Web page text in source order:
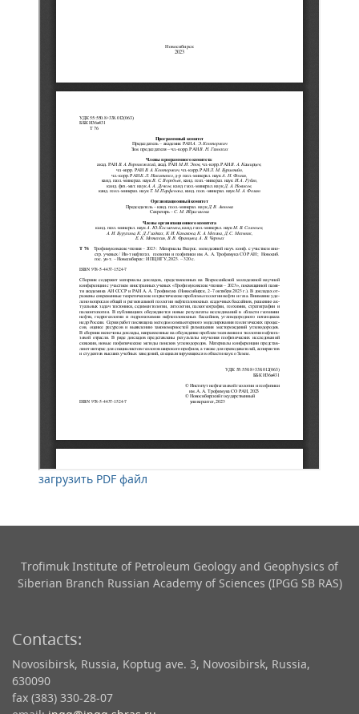
загрузить PDF файл
Trofimuk Institute of Petroleum Geology and Geophysics​ of
Siberian Branch Russian Academy of Sciences (IPGG SB RAS)
Contacts:
Novosibirsk, Russia, Koptug ave. 3, Novosibirsk, Russia,
630090
fax (383) 330-28-07